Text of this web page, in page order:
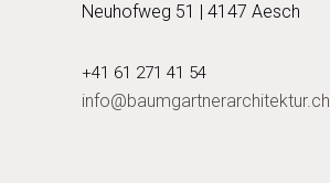
Neuhofweg 51 | 4147 Aesch
+41 61 271 41 54
info@baumgartnerarchitektur.ch